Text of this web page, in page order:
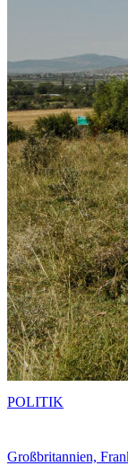
Großbritannien,
POLITIK